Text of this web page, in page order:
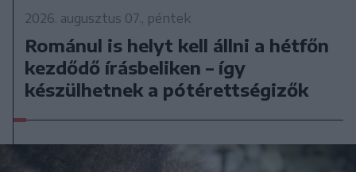
2026. augusztus 07., péntek
Románul is helyt kell állni a hétfőn
kezdődő írásbeliken – így
készülhetnek a pótérettségizők